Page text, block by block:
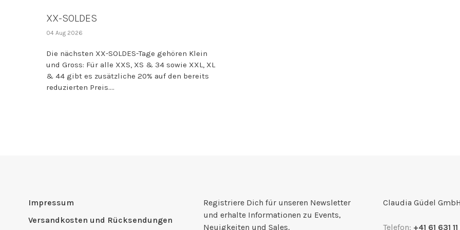
XX-SOLDES
04 Aug 2026
Die nächsten XX-SOLDES-Tage gehören Klein
und Gross: Für alle XXS, XS & 34 sowie XXL, XL
& 44 gibt es zusätzliche 20% auf den bereits
reduzierten Preis....
Impressum
Versandkosten und Rücksendungen
Registriere Dich für unseren Newsletter
und erhalte Informationen zu Events,
Neuigkeiten und Sales.
Claudia Güdel GmbH
Telefon: +41 61 631